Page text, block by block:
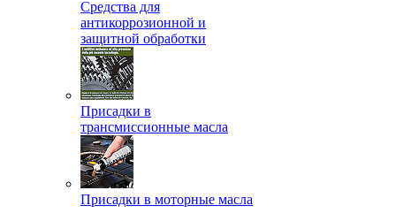
Средства для
антикоррозионной и
защитной обработки
Присадки в
трансмиссионные масла
Присадки в моторные масла